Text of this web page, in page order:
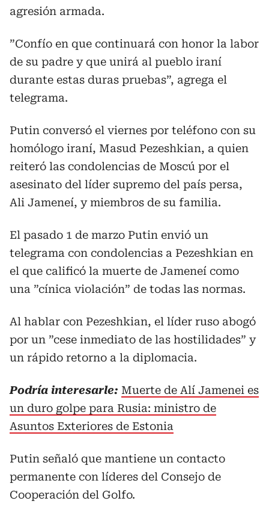
agresión armada.
”Confío en que continuará con honor la labor
de su padre y que unirá al pueblo iraní
durante estas duras pruebas”, agrega el
telegrama.
Putin conversó el viernes por teléfono con su
homólogo iraní, Masud Pezeshkian, a quien
reiteró las condolencias de Moscú por el
asesinato del líder supremo del país persa,
Ali Jameneí, y miembros de su familia.
El pasado 1 de marzo Putin envió un
telegrama con condolencias a Pezeshkian en
el que calificó la muerte de Jameneí como
una ”cínica violación” de todas las normas.
Al hablar con Pezeshkian, el líder ruso abogó
por un ”cese inmediato de las hostilidades” y
un rápido retorno a la diplomacia.
Podría interesarle: Muerte de Alí Jamenei es
un duro golpe para Rusia: ministro de
Asuntos Exteriores de Estonia
Putin señaló que mantiene un contacto
permanente con líderes del Consejo de
Cooperación del Golfo.